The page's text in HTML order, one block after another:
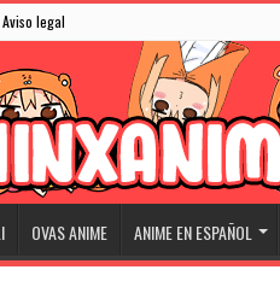
Aviso legal
OVAS ANIME ANIME EN ESPAÑOL